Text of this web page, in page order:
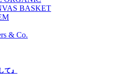
BASKET
& Co.
て』